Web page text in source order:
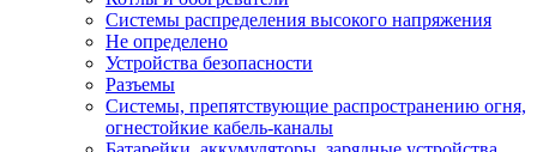
Системы распределения высокого напряжения
Не определено
Устройства безопасности
Разъемы
Системы, препятствующие распространению огня,
огнестойкие кабель-каналы